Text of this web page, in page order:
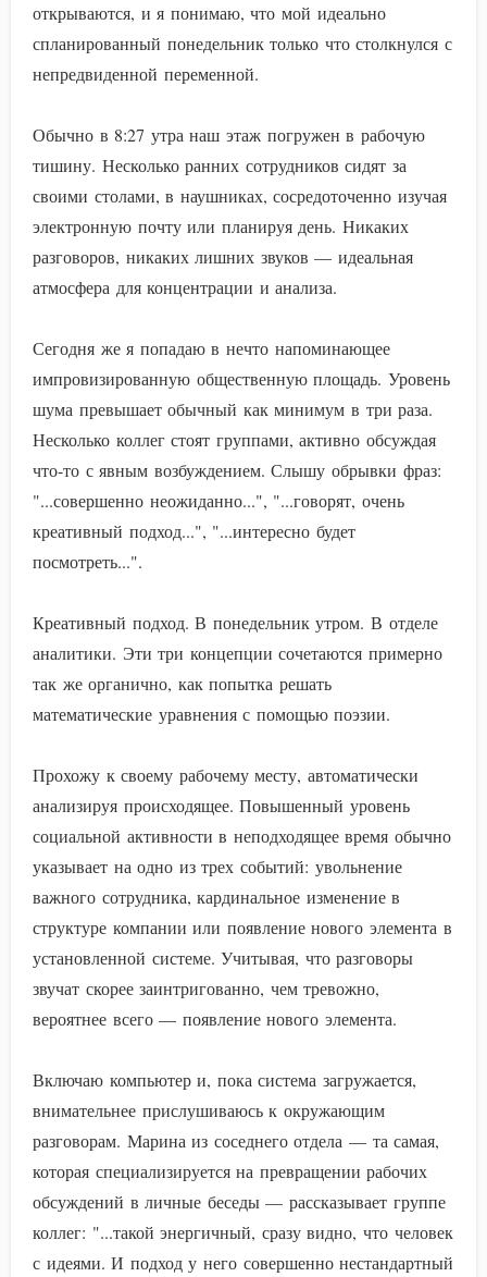
открываются, и я понимаю, что мой идеально
спланированный понедельник только что столкнулся с
непредвиденной переменной.
Обычно в 8:27 утра наш этаж погружен в рабочую
тишину. Несколько ранних сотрудников сидят за
своими столами, в наушниках, сосредоточенно изучая
электронную почту или планируя день. Никаких
разговоров, никаких лишних звуков — идеальная
атмосфера для концентрации и анализа.
Сегодня же я попадаю в нечто напоминающее
импровизированную общественную площадь. Уровень
шума превышает обычный как минимум в три раза.
Несколько коллег стоят группами, активно обсуждая
что-то с явным возбуждением. Слышу обрывки фраз:
"...совершенно неожиданно...", "...говорят, очень
креативный подход...", "...интересно будет
посмотреть...".
Креативный подход. В понедельник утром. В отделе
аналитики. Эти три концепции сочетаются примерно
так же органично, как попытка решать
математические уравнения с помощью поэзии.
Прохожу к своему рабочему месту, автоматически
анализируя происходящее. Повышенный уровень
социальной активности в неподходящее время обычно
указывает на одно из трех событий: увольнение
важного сотрудника, кардинальное изменение в
структуре компании или появление нового элемента в
установленной системе. Учитывая, что разговоры
звучат скорее заинтригованно, чем тревожно,
вероятнее всего — появление нового элемента.
Включаю компьютер и, пока система загружается,
внимательнее прислушиваюсь к окружающим
разговорам. Марина из соседнего отдела — та самая,
которая специализируется на превращении рабочих
обсуждений в личные беседы — рассказывает группе
коллег: "...такой энергичный, сразу видно, что человек
с идеями. И подход у него совершенно нестандартный